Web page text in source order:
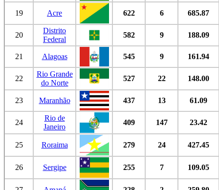
19 Acre 622 6 685.87
20
Distrito
Federal
582 9 188.09
21 Alagoas 545 9 161.94
22
Rio Grande
do Norte
527 22 148.00
23 Maranhão 437 13 61.09
24
Rio de
Janeiro
409 147 23.42
25 Roraima 279 24 427.45
26 Sergipe 255 7 109.05